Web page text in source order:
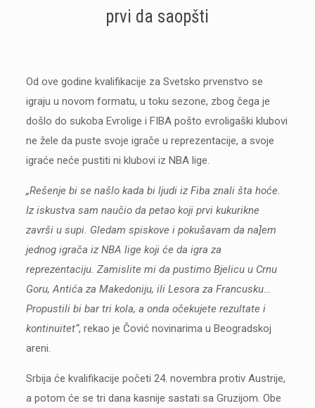
prvi da saopšti
Od ove godine kvalifikacije za Svetsko prvenstvo se
igraju u novom formatu, u toku sezone, zbog čega je
došlo do sukoba Evrolige i FIBA pošto evroligaški klubovi
ne žele da puste svoje igrače u reprezentacije, a svoje
igraće neće pustiti ni klubovi iz NBA lige.
„Rešenje bi se našlo kada bi ljudi iz Fiba znali šta hoće.
Iz iskustva sam naučio da petao koji prvi kukurikne
završi u supi. Gledam spiskove i pokušavam da na]em
jednog igrača iz NBA lige koji će da igra za
reprezentaciju. Zamislite mi da pustimo Bjelicu u Crnu
Goru, Antića za Makedoniju, ili Lesora za Francusku…
Propustili bi bar tri kola, a onda očekujete rezultate i
kontinuitet“, rekao je Čović novinarima u Beogradskoj
areni.
Srbija će kvalifikacije početi 24. novembra protiv Austrije,
a potom će se tri dana kasnije sastati sa Gruzijom. Obe